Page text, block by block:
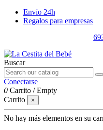
Envío 24h
Regalos para empresas
Buscar
Conectarse
0 Carrito /Empty
Carrito
×
No hay más elementos en su